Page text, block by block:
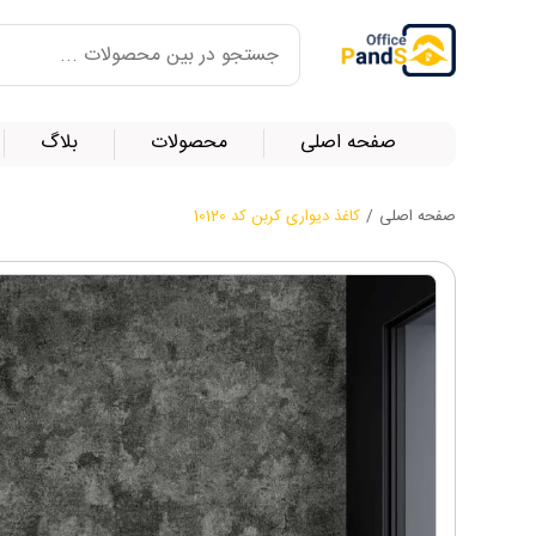
صفحه اصلی محصولات بلاگ
صفحه اصلی / کاغذ دیواری کربن کد 10120